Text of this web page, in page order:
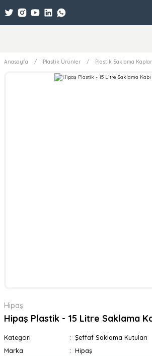
Anasayfa Plastik Ürünler Plastik Saklama
Hipaş
Hipaş Plastik - 15 Litre Saklama
Kategori
Şeffaf Saklama Kutuları
Marka
Hipaş